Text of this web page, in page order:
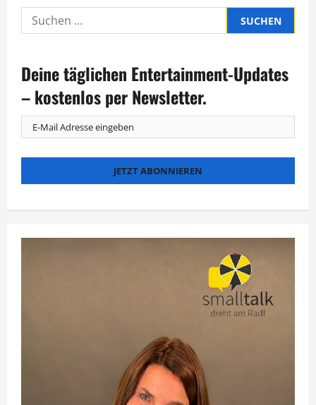
Suche
nach:
Deine täglichen Entertainment-Updates
– kostenlos per Newsletter.